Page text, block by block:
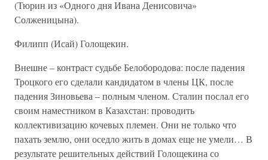
(Тюрин из «Одного дня Ивана Денисовича»
Солженицына).
Филипп (Исай) Голощекин.
Внешне – контраст судьбе Белобородова: после падения
Троцкого его сделали кандидатом в члены ЦК, после
падения Зиновьева – полным членом. Сталин послал его
своим наместником в Казахстан: проводить
коллективизацию кочевых племен. Они не только что
пахать землю, они оседло жить в домах еще не умели… В
результате решительных действий Голощекина со